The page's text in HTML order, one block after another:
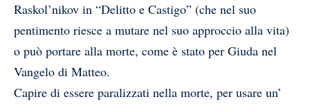
Raskol’nikov in “Delitto e Castigo” (che nel suo
pentimento riesce a mutare nel suo approccio alla vita)
o può portare alla morte, come è stato per Giuda nel
Vangelo di Matteo.
Capire di essere paralizzati nella morte, per usare un’